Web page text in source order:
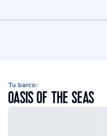
Tu barco:
OASIS OF THE SEAS